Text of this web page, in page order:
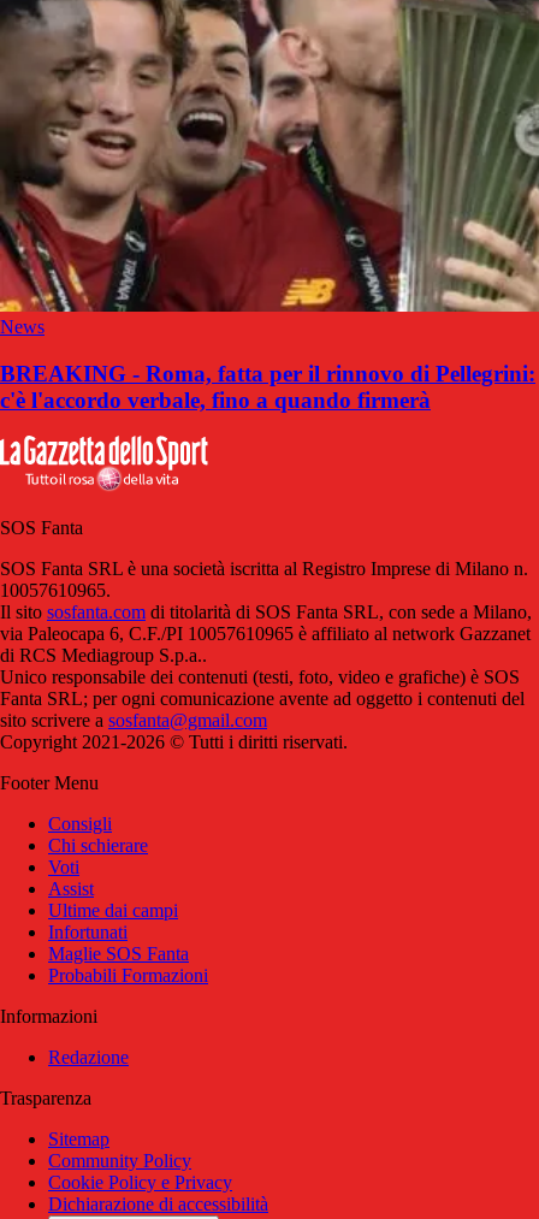
News
BREAKING - Roma, fatta per il rinnovo di Pellegrini:
c'è l'accordo verbale, fino a quando firmerà
SOS Fanta
SOS Fanta SRL è una società iscritta al Registro Imprese di Milano n.
10057610965.
Il sito sosfanta.com di titolarità di SOS Fanta SRL, con sede a Milano,
via Paleocapa 6, C.F./PI 10057610965 è affiliato al network Gazzanet
di RCS Mediagroup S.p.a..
Unico responsabile dei contenuti (testi, foto, video e grafiche) è SOS
Fanta SRL; per ogni comunicazione avente ad oggetto i contenuti del
sito scrivere a sosfanta@gmail.com
Copyright 2021-2026 © Tutti i diritti riservati.
Footer Menu
Consigli
Chi schierare
Voti
Assist
Ultime dai campi
Infortunati
Maglie SOS Fanta
Probabili Formazioni
Informazioni
Redazione
Trasparenza
Sitemap
Community Policy
Cookie Policy e Privacy
Dichiarazione di accessibilità